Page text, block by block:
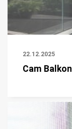
22.12.2025
Cam